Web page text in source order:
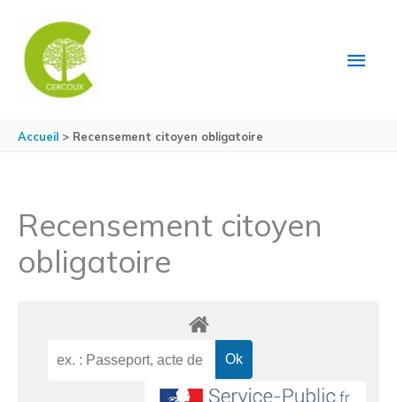
Accueil Recensement citoyen obligatoire
Recensement citoyen
obligatoire